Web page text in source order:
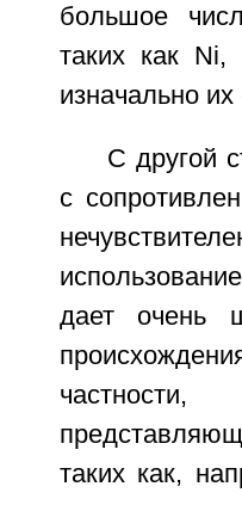
большое
таких как
изначально
С другой
с
дает очень
таких как,